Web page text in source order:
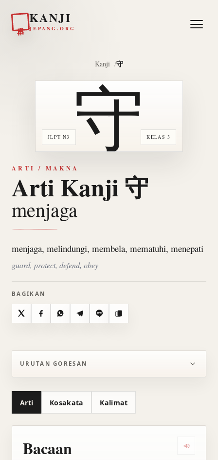
KANJI
JEPANG.ORG
Kanji 守
JLPT N3 KELAS 3
守
ARTI / MAKNA
Arti Kanji 守
menjaga
menjaga, melindungi, membela, mematuhi, menepati
guard, protect, defend, obey
BAGIKAN
X FacebookWhatsAppTelegramLine Salin
URUTAN GORESAN
Arti Kosakata Kalimat
Bacaan